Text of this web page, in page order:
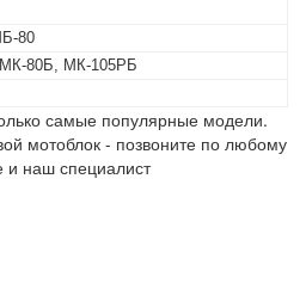
80
80Б, МК-105РБ
самые популярные модели.
мотоблок - позвоните по любому
и наш специалист